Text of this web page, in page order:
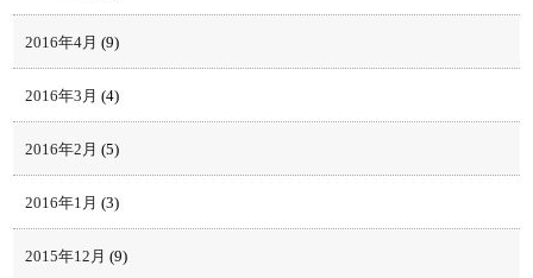
2016年4月 (9)
2016年3月 (4)
2016年2月 (5)
2016年1月 (3)
2015年12月 (9)